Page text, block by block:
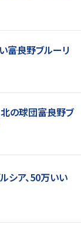
富良野ブルーリ
の球団――富良野ブ
ア、50万いい